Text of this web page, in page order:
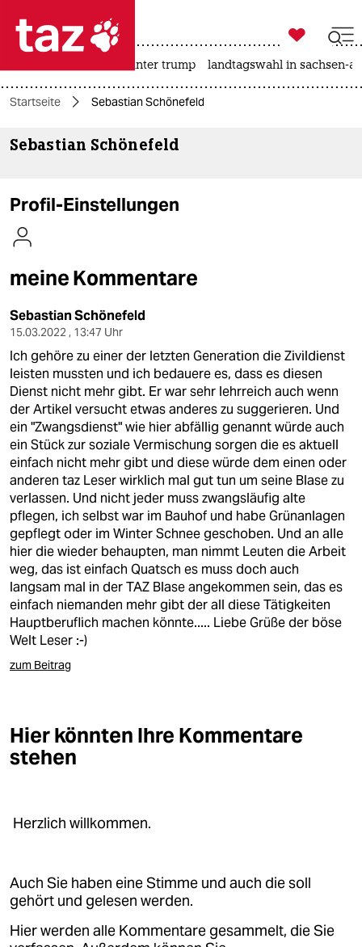
 taz zahl ich
taz zahl ich
themen
kultur
sport
berlin
nord
wahrheit
verlag
verlag
veranstaltungen
shop
fragen & hilfe
unterstützen
abo
epaper login

taz zahl ich
usa unter trump landtagswahl in sachsen-
Startseite Sebastian Schönefeld
Sebastian Schönefeld
Profil-Einstellungen
meine Kommentare
Sebastian Schönefeld
15.03.2022 , 13:47 Uhr
Ich gehöre zu einer der letzten Generation die Zivildienst
leisten mussten und ich bedauere es, dass es diesen
Dienst nicht mehr gibt. Er war sehr lehrreich auch wenn
der Artikel versucht etwas anderes zu suggerieren. Und
ein "Zwangsdienst" wie hier abfällig genannt würde auch
ein Stück zur soziale Vermischung sorgen die es aktuell
einfach nicht mehr gibt und diese würde dem einen oder
anderen taz Leser wirklich mal gut tun um seine Blase zu
verlassen. Und nicht jeder muss zwangsläufig alte
pflegen, ich selbst war im Bauhof und habe Grünanlagen
gepflegt oder im Winter Schnee geschoben. Und an alle
hier die wieder behaupten, man nimmt Leuten die Arbeit
weg, das ist einfach Quatsch es muss doch auch
langsam mal in der TAZ Blase angekommen sein, das es
einfach niemanden mehr gibt der all diese Tätigkeiten
Hauptberuflich machen könnte..... Liebe Grüße der böse
Welt Leser :-)
zum Beitrag
Hier könnten Ihre Kommentare
stehen
Herzlich willkommen.
Auch Sie haben eine Stimme und auch die soll
gehört und gelesen werden.
Hier werden alle Kommentare gesammelt, die Sie